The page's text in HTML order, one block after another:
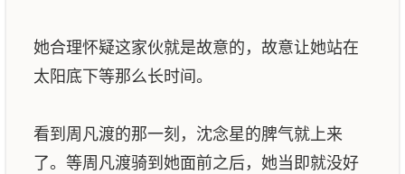
她合理怀疑这家伙就是故意的，故意让她站在
太阳底下等那么长时间。
看到周凡渡的那一刻，沈念星的脾气就上来
了。等周凡渡骑到她面前之后，她当即就没好